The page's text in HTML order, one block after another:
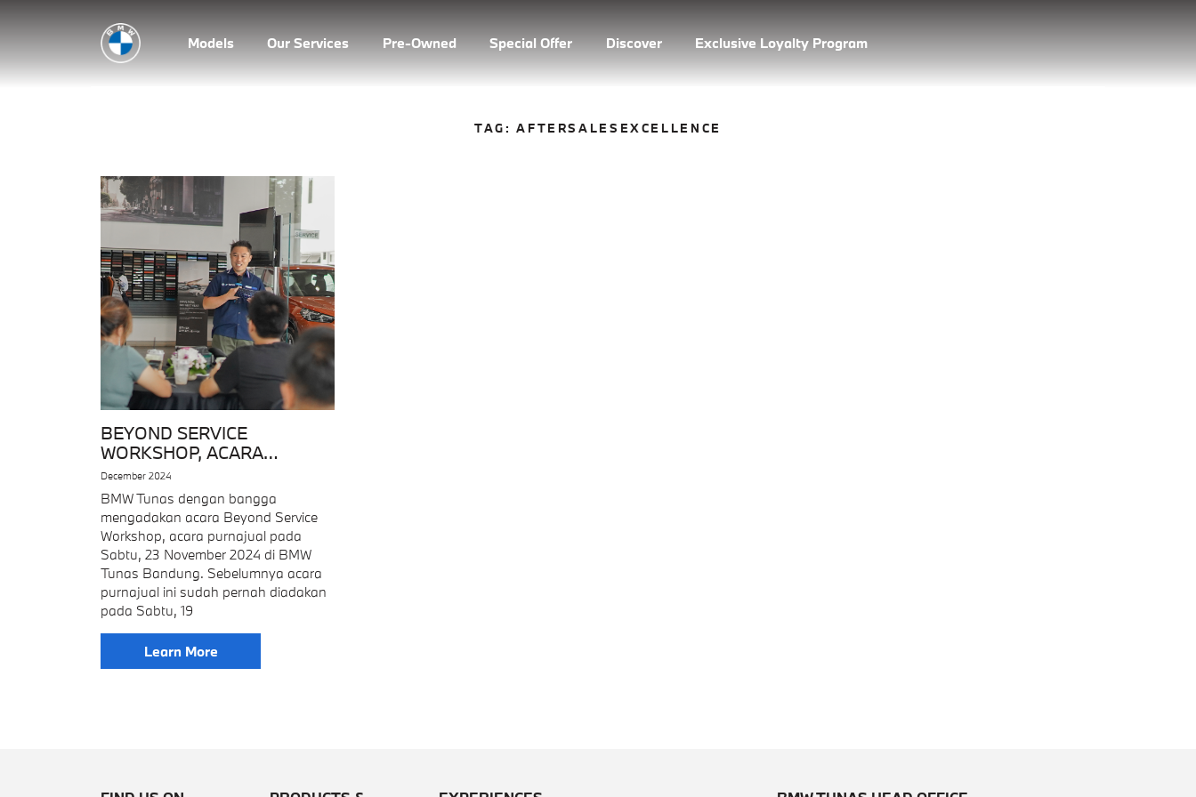
Models Our Services Pre-Owned Special Offer Discover Exclusive Loyalty Program
TAG:AFTERSALESEXCELLENCE
BEYOND SERVICE
WORKSHOP, ACARA
PURNAJUAL BMW
PERTAMA DI INDONESIA
December 2024
BMW Tunas dengan bangga
mengadakan acara Beyond Service
Workshop, acara purnajual pada
Sabtu, 23 November 2024 di BMW
Tunas Bandung. Sebelumnya acara
purnajual ini sudah pernah diadakan
pada Sabtu, 19
Learn More